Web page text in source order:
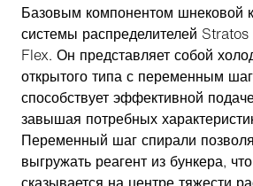
Базовым компонентом шнековой
системы распределителей
Flex. Он представляет собой
открытого типа с переменным
способствует эффективной
завышая потребных
Переменный шаг спирали
выгружать реагент из бункера,